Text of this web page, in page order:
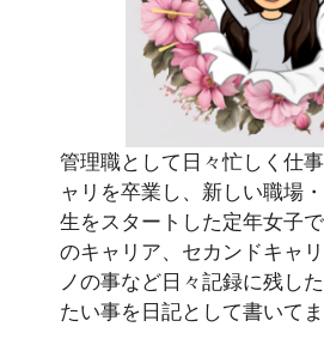
管理職として日々忙しく仕
ャリを卒業し、新しい職場
生をスタートした定年女子
のキャリア、セカンドキャ
ノの事など日々記録に残し
たい事を日記として書いてま